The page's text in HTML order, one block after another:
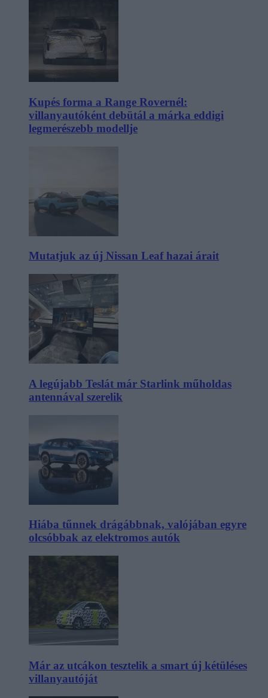
Kupés forma a Range Rovernél:
villanyautóként debütál a márka eddigi
legmerészebb modellje
Mutatjuk az új Nissan Leaf hazai árait
A legújabb Teslát már Starlink műholdas
antennával szerelik
Hiába tűnnek drágábbnak, valójában egyre
olcsóbbak az elektromos autók
Már az utcákon tesztelik a smart új kétüléses
villanyautóját